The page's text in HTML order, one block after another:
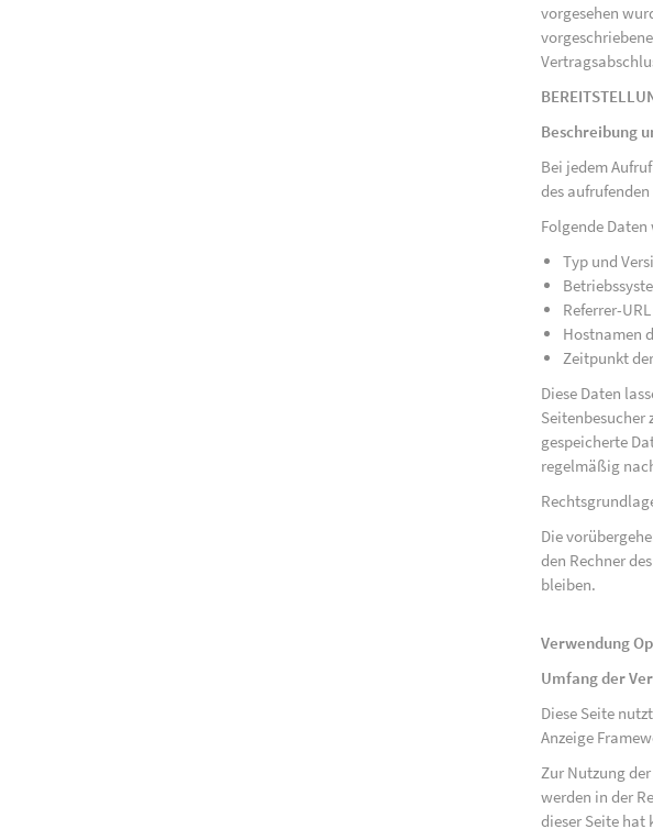
vorgesehen
Beschreibung
Bei jedem
des aufrufenden
Folgende
Typ und
Referrer-
Hostnamen
Zeitpunkt
Diese Daten
Seitenbesucher
gespeicherte
regelmäßig
Die
den Rechner
bleiben.
Verwendung
Umfang der
Diese Seite
Anzeige
Zur Nutzung
werden in der
dieser Seite hat